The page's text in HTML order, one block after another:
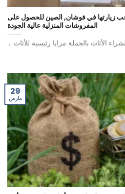
يجب زيارتها في فوشان, الصين للحصول على
المفروشات المنزلية عالية الجودة
الأثاث بالجملة مزايا رئيسية للأثاث ...
29
مارس